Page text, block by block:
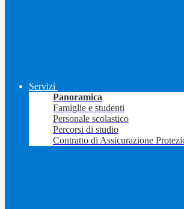
Servizi
Panoramica
Famiglie e studenti
Personale scolastico
Percorsi di studio
Contratto di Assicurazione